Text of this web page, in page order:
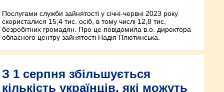
Послугами служби зайнятості у січні-червні 2023 року
скористалися 15,4 тис. осіб, в тому числі 12,8 тис.
безробітних громадян. Про це повідомила в.о. директора
обласного центру зайнятості Надія Плютинська.
З 1 серпня збільшується
кількість українців, які можуть